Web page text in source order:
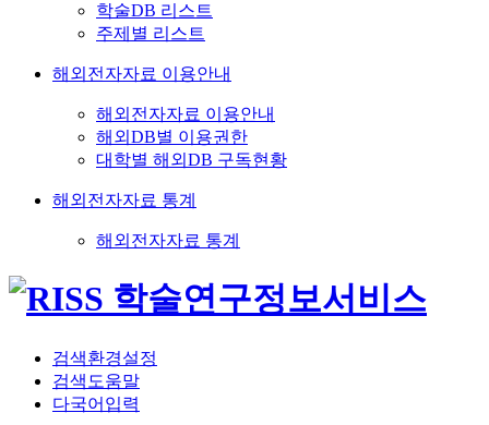
학술DB 리스트
주제별 리스트
해외전자자료 이용안내
해외전자자료 이용안내
해외DB별 이용권한
대학별 해외DB 구독현황
해외전자자료 통계
해외전자자료 통계
검색환경설정
검색도움말
다국어입력